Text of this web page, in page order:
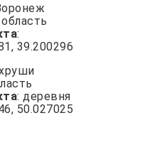
:
39.200296
: деревня
50.027025